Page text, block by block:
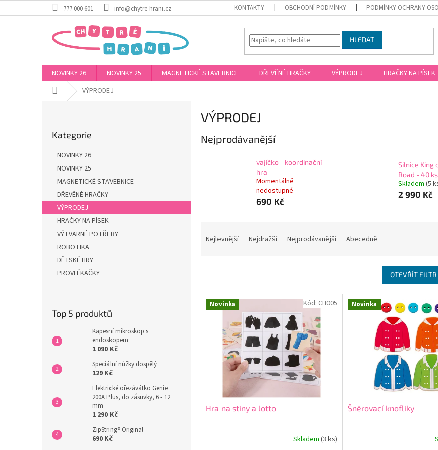
na
777 000 601 info@chytre-hrani.cz KONTAKTY OBCHODNÍ PODMÍNKY PODMÍNKY OCHRANY
HLEDAT
NOVINKY 26 NOVINKY 25 MAGNETICKÉ STAVEBNICE DŘEVĚNÉ HRAČKY VÝPRODEJ HRAČKY NA PÍSEK
Domů VÝPRODEJ
a
kategorie
Kategorie
NOVINKY 26
NOVINKY 25
MAGNETICKÉ STAVEBNICE
DŘEVĚNÉ HRAČKY
VÝPRODEJ
HRAČKY NA PÍSEK
VÝTVARNÉ POTŘEBY
ROBOTIKA
DĚTSKÉ HRY
PROVLÉKAČKY
Top 5 produktů
Kapesní mikroskop s
endoskopem
1 090 Kč
Speciální nůžky dospělý
129 Kč
Elektrické ořezávátko Genie
200A Plus, do zásuvky, 6 - 12
mm
1 290 Kč
ZipString® Original
690 Kč
VÝPRODEJ
Nejprodávanější
vajíčko - koordinační
hra
Momentálně
nedostupné
690 Kč
Silnice King
Road - 40 ks
Skladem (5
2 990 Kč
Nejlevnější Nejdražší Nejprodávanější Abecedně
OTEVŘÍT FILTR
V Novinka
Hra na stíny a lotto
Skladem (3 ks)
Kód: CH005 Novinka
Šněrovací knoflíky